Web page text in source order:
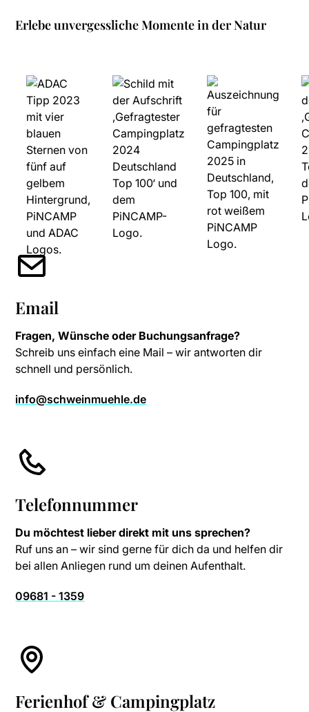
Erlebe unvergessliche Momente in der Natur
Email
Fragen, Wünsche oder Buchungsanfrage?
Schreib uns einfach eine Mail – wir antworten dir
schnell und persönlich.
info@schweinmuehle.de
Telefonnummer
Du möchtest lieber direkt mit uns sprechen?
Ruf uns an – wir sind gerne für dich da und helfen dir
bei allen Anliegen rund um deinen Aufenthalt.
09681 - 1359
Ferienhof & Campingplatz